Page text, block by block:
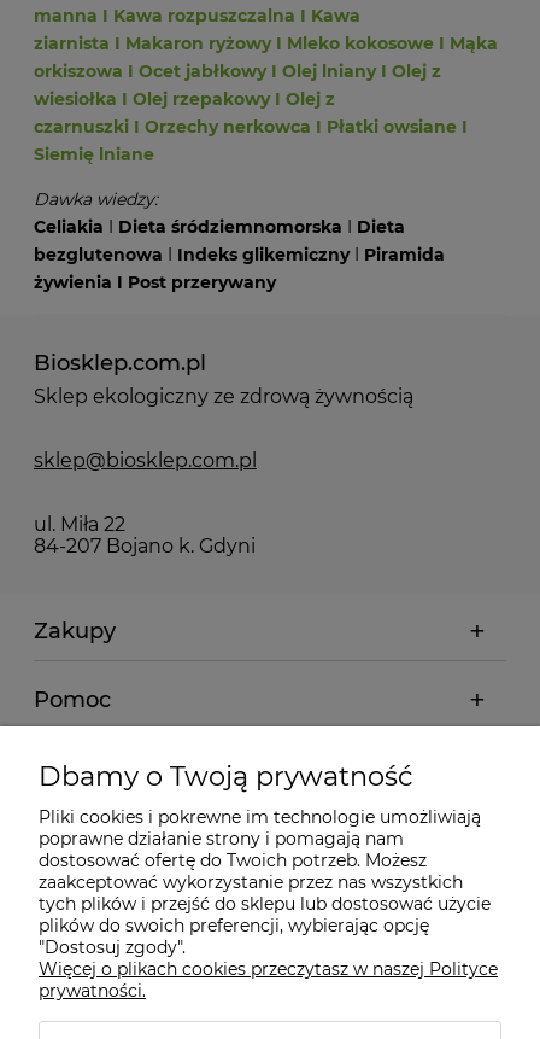
manna I Kawa rozpuszczalna I Kawa
ziarnista I Makaron ryżowyI Mleko kokosowe I Mąka
orkiszowa I Ocet jabłkowyI Olej lnianyI Olej z
wiesiołka I Olej rzepakowyI Olej z
czarnuszki I Orzechy nerkowca I Płatki owsiane I
Siemię lniane
Dawka wiedzy:
Celiakia I Dieta śródziemnomorska I Dieta
bezglutenowa I Indeks glikemicznyI Piramida
żywienia I Post przerywany
Biosklep.com.pl
Sklep ekologiczny ze zdrową żywnością
sklep@biosklep.com.pl
ul. Miła 22
84-207 Bojano k. Gdyni
Zakupy
Pomoc
Moje konto
Informacje
O nas
Kontakt
Dbamy o Twoją prywatność
Pliki cookies i pokrewne im technologie umożliwiają
poprawne działanie strony i pomagają nam
dostosować ofertę do Twoich potrzeb. Możesz
zaakceptować wykorzystanie przez nas wszystkich
tych plików i przejść do sklepu lub dostosować użycie
plików do swoich preferencji, wybierając opcję
"Dostosuj zgody".
Więcej o plikach cookies przeczytasz w naszej Polityce
prywatności.